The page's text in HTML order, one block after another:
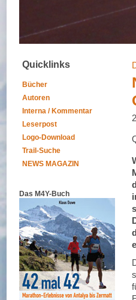
Quicklinks
Bücher
Autoren
Interna / Kommentar
Leserpost
Logo-Download
Trail-Suche
NEWS MAGAZIN
Das M4Y-Buch